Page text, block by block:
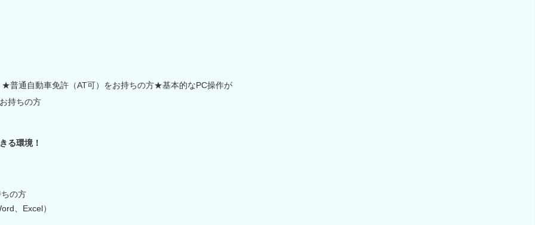
普通自動車免許（AT可）をお持ちの方★基本的なPC操作が
持ちの方
る環境！
の方
、Excel）